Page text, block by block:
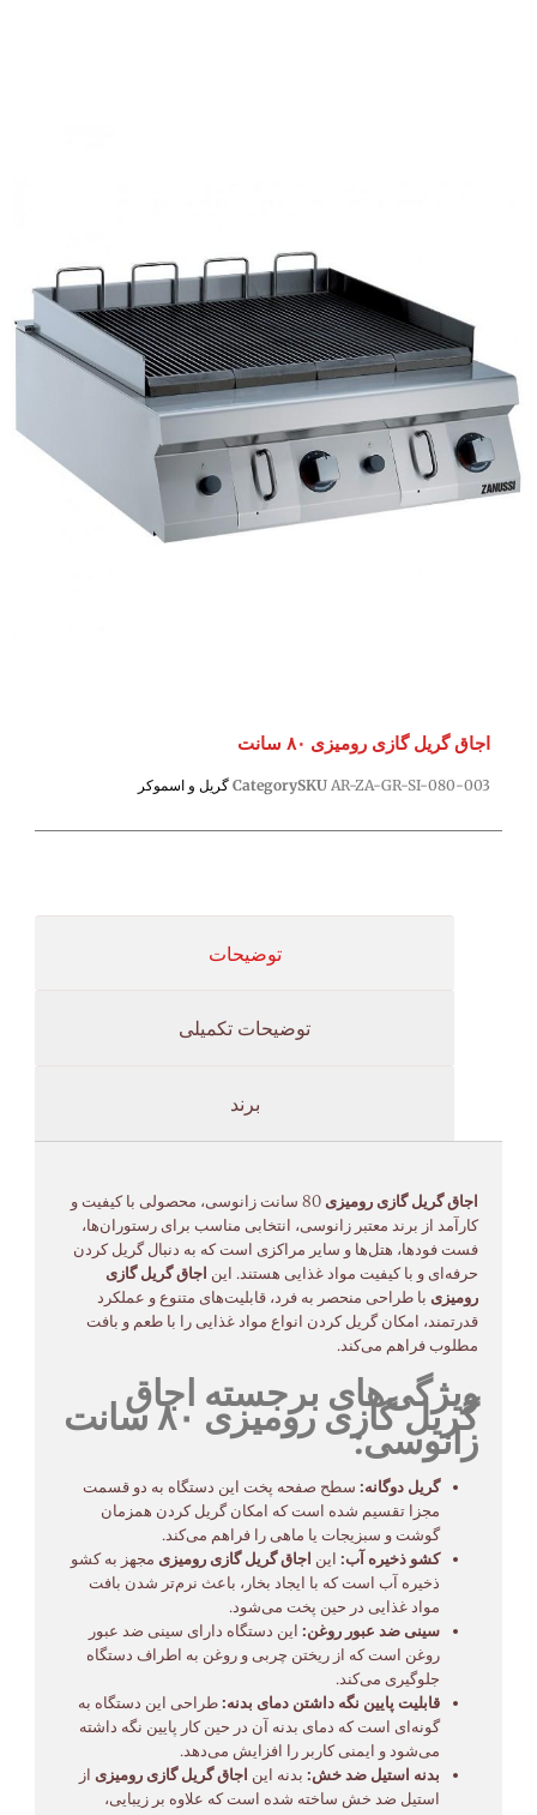
اجاق گریل گازی رومیزی ۸۰ سانت
SKU AR-ZA-GR-SI-080-003
Category گریل و اسموکر
توضیحات
توضیحات تکمیلی
برند
اجاق گریل گازی رومیزی
80 سانت زانوسی، محصولی با کیفیت و
کارآمد از برند معتبر زانوسی، انتخابی مناسب برای رستوران‌ها،
فست فودها، هتل‌ها و سایر مراکزی است که به دنبال گریل کردن
حرفه‌ای و با کیفیت مواد غذایی هستند. این اجاق گریل گازی
رومیزی با طراحی منحصر به فرد، قابلیت‌های متنوع و عملکرد
قدرتمند، امکان گریل کردن انواع مواد غذایی را با طعم و بافت
مطلوب فراهم می‌کند.
ویژگی‌های برجسته اجاق
گریل گازی رومیزی ۸۰ سانت
زانوسی:
گریل دوگانه: سطح صفحه پخت این دستگاه به دو قسمت
مجزا تقسیم شده است که امکان گریل کردن همزمان
گوشت و سبزیجات یا ماهی را فراهم می‌کند.
کشو ذخیره آب: این اجاق گریل گازی رومیزی مجهز به کشو
ذخیره آب است که با ایجاد بخار، باعث نرم‌تر شدن بافت
مواد غذایی در حین پخت می‌شود.
سینی ضد عبور روغن: این دستگاه دارای سینی ضد عبور
روغن است که از ریختن چربی و روغن به اطراف دستگاه
جلوگیری می‌کند.
قابلیت پایین نگه داشتن دمای بدنه:طراحی این دستگاه به
گونه‌ای است که دمای بدنه آن در حین کار پایین نگه داشته
می‌شود و ایمنی کاربر را افزایش می‌دهد.
بدنه استیل ضد خش: بدنه این اجاق گریل گازی رومیزی از
استیل ضد خش ساخته شده است که علاوه بر زیبایی،